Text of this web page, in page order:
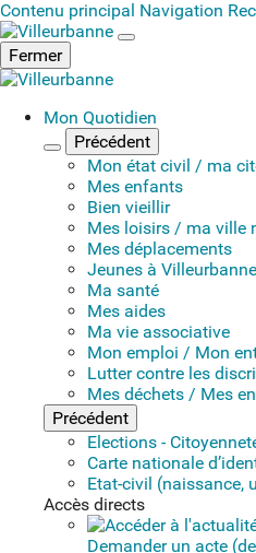
Contenu principal Navigation
Fermer
Mon Quotidien
Fermer le menu
Précédent
Mon état civil / ma
Mes enfants
Bien vieillir
Mes loisirs / ma ville
Mes déplacements
Jeunes à Villeurbanne
Ma santé
Mes aides
Ma vie associative
Mon emploi / Mon
Lutter contre les
Mes déchets / Mes
Précédent
Elections -
Carte nationale
Etat-civil (naissance,
Accès directs
Demander un acte